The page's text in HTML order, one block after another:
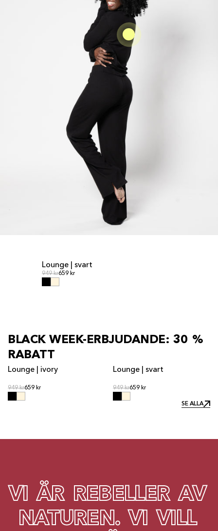
REA
Lounge | svart
Ordinarie pris
949 krOrdinarie pris
659 kr
BLACK WEEK-ERBJUDANDE: 30 %
RABATT
REA
Lounge | ivory
Ordinarie pris
949 krOrdinarie pris
659 kr
REA
Lounge | svart
Ordinarie pris
949 krOrdinarie pris
659 kr
SE ALLA
VI ÄR REBELLER AV
NATUREN. VI VILL